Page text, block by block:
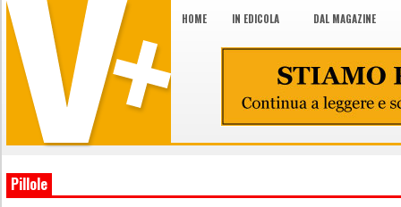
HOME IN EDICOLA DAL MAGAZINE
Pillole